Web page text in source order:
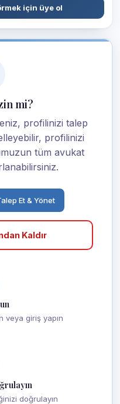
için üye ol
mi?
profilinizi talep
profilinizi
tüm avukat
Et & Yönet
Kaldır
veya giriş yapın
doğrulayın